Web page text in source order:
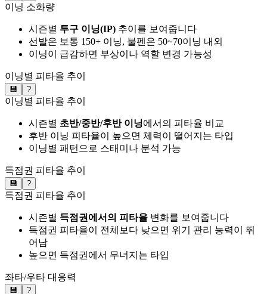
이닝 소화량
시즌별 투구 이닝(IP) 추이를 보여줍니다
선발은 보통 150+ 이닝, 불펜은 50~70이닝 내외
이닝이 급감하면 부상이나 역할 변경 가능성
이닝별 피타율 추이
💾 ?
이닝별 피타율 추이
시즌별 초반/중반/후반 이닝에서의 피타율 비교
후반 이닝 피타율이 높으면 체력이 떨어지는 타입
이닝별 패턴으로 스태미나 분석 가능
득점권 피타율 추이
💾 ?
득점권 피타율 추이
시즌별 득점권에서의 피타율 변화를 보여줍니다
득점권 피타율이 전체보다 낮으면 위기 관리 능력이 뛰
어남
높으면 득점권에서 무너지는 타입
좌타/우타 대응력
💾 ?